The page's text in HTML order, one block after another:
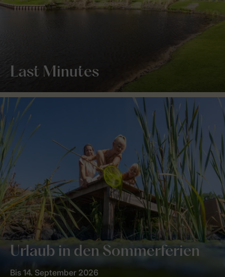
Last Minutes
Urlaub in den Sommerferien
Bis 14. September 2026